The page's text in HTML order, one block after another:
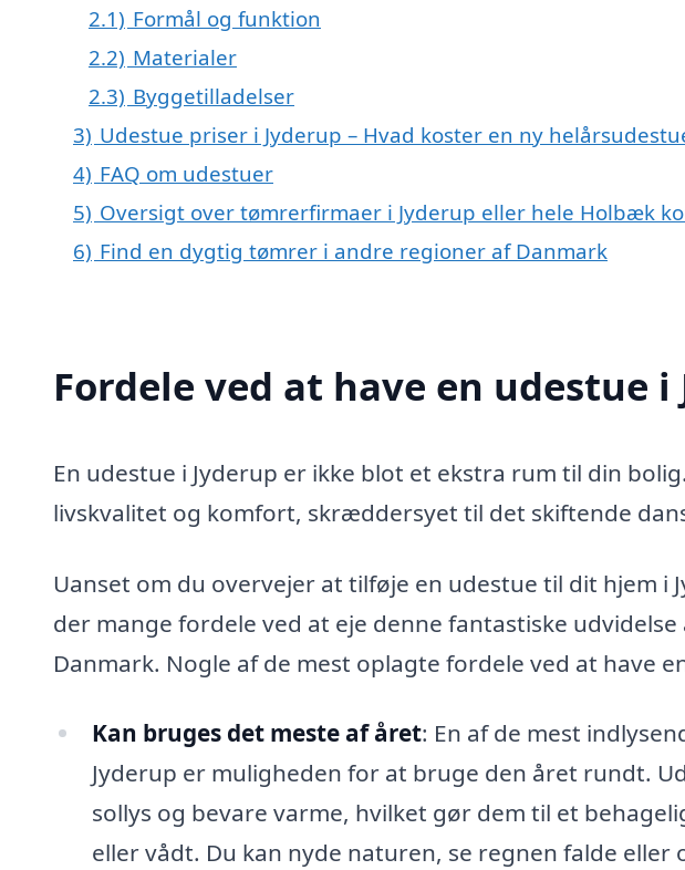
2.1) Formål og funktion
2.2) Materialer
2.3) Byggetilladelser
3) Udestue priser i Jyderup – Hvad koster en ny
4) FAQ om udestuer
5) Oversigt over tømrerfirmaer i Jyderup eller hele Holbæk
6) Find en dygtig tømrer i andre regioner af Danmark
Fordele ved at have en udestue i
En udestue i Jyderup er ikke blot et ekstra rum til din
livskvalitet og komfort, skræddersyet til det skiftende
Uanset om du overvejer at tilføje en udestue til dit hjem i
der mange fordele ved at eje denne fantastiske
Danmark. Nogle af de mest oplagte fordele ved at have
Kan bruges det meste af året: En af de mest
Jyderup er muligheden for at bruge den året rundt.
sollys og bevare varme, hvilket gør dem til et
eller vådt. Du kan nyde naturen, se regnen falde eller